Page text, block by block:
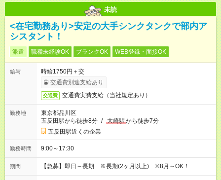
未読
<在宅勤務あり>安定の大手シンクタンクで部内ア
シスタント！
派遣 職種未経験OK ブランクOK WEB登録・面接OK
給与
時給1750円＋交
交通費別途支給あり
交通費 交通費実費支給（当社規定あり）
勤務地
東京都品川区
五反田駅から徒歩8分 / 大崎駅から徒歩7分
五反田駅近くの企業
勤務時間 9:00～17:30
期間 【急募】即日～長期 ※長期(2ヶ月以上) ※8月～OK！